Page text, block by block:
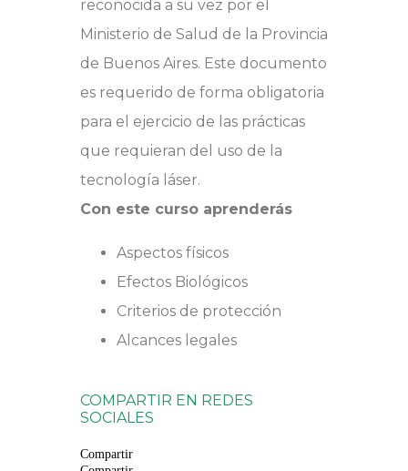
reconocida a su vez por el
Ministerio de Salud de la Provincia
de Buenos Aires. Este documento
es requerido de forma obligatoria
para el ejercicio de las prácticas
que requieran del uso de la
tecnología láser.
Con este curso aprenderás
Aspectos físicos
Efectos Biológicos
Criterios de protección
Alcances legales
COMPARTIR EN REDES
SOCIALES
Compartir